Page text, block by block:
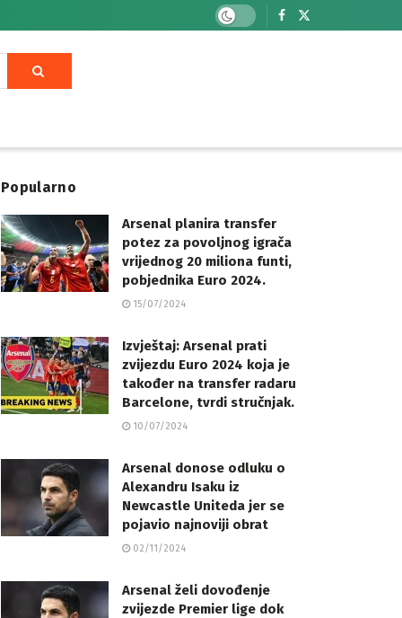
Popularno
Arsenal planira transfer
potez za povoljnog igrača
vrijednog 20 miliona funti,
pobjednika Euro 2024.
15/07/2024
Izvještaj: Arsenal prati
zvijezdu Euro 2024 koja je
također na transfer radaru
Barcelone, tvrdi stručnjak.
10/07/2024
Arsenal donose odluku o
Alexandru Isaku iz
Newcastle Uniteda jer se
pojavio najnoviji obrat
02/11/2024
Arsenal želi dovođenje
zvijezde Premier lige dok